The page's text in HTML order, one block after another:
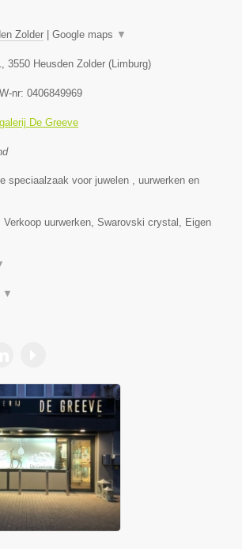
Zolder Google maps ▼
3550 Heusden Zolder ( Limburg)
nr: 0406849969
De Greeve
speciaalzaak voor juwelen , uurwerken en
Verkoop uurwerken, Swarovski crystal, Eigen
▼